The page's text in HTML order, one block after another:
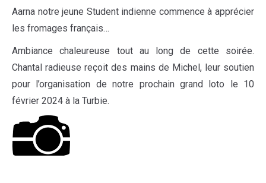
Aarna notre jeune Student indienne commence à apprécier
les fromages français…
Ambiance chaleureuse tout au long de cette soirée.
Chantal radieuse reçoit des mains de Michel, leur soutien
pour l’organisation de notre prochain grand loto le 10
février 2024 à la Turbie.